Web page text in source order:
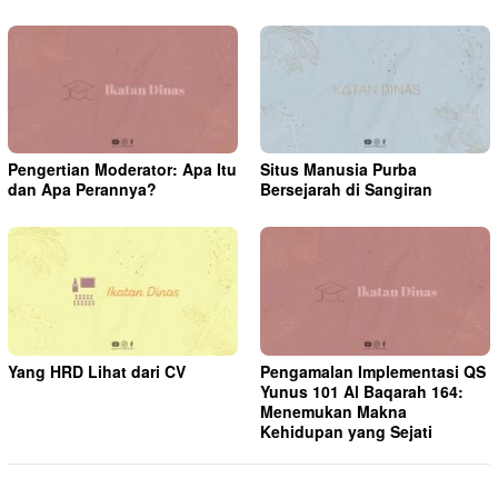
Pengertian Moderator: Apa Itu
dan Apa Perannya?
Situs Manusia Purba
Bersejarah di Sangiran
Yang HRD Lihat dari CV
Pengamalan Implementasi QS
Yunus 101 Al Baqarah 164:
Menemukan Makna
Kehidupan yang Sejati